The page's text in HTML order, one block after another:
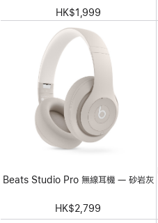
HK$1,999
Beats Studio Pro 無線耳機 — 砂岩灰
HK$2,799